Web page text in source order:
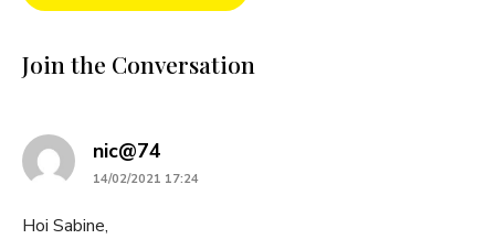
Join the Conversation
nic@74
14/02/2021 17:24
Hoi Sabine,